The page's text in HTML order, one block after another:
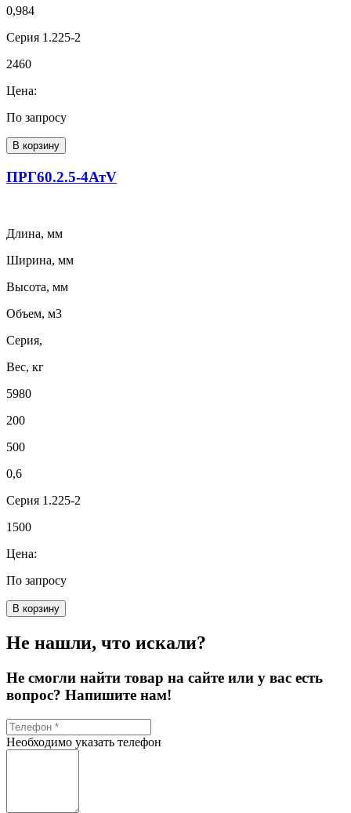
0,984
Серия 1.225-2
2460
Цена:
По запросу
В корзину
ПРГ60.2.5-4АтV
Длина, мм
Ширина, мм
Высота, мм
Объем, м3
Серия,
Вес, кг
5980
200
500
0,6
Серия 1.225-2
1500
Цена:
По запросу
В корзину
Не нашли, что искали?
Не смогли найти товар на сайте или у вас есть
вопрос? Напишите нам!
Необходимо указать телефон